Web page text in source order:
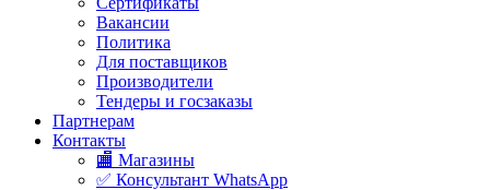
Вакансии
Политика
Для поставщиков
Производители
Тендеры и госзаказы
Партнерам
Контакты
🏬 Магазины
✅️ Консультант WhatsApp